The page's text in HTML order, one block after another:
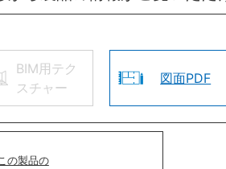
BIM用テク
スチャー
図面PDF
この製品の